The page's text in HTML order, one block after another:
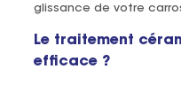
glissance de votre
Le traitement
efficace ?